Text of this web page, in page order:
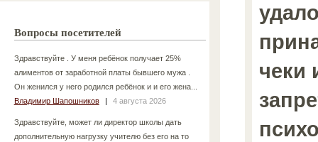
Вопросы посетителей
Здравствуйте . У меня ребёнок получает 25%
алиментов от заработной платы бывшего мужа .
Он женился у него родился ребёнок и и его жена...
Владимир Шапошников
| 4 августа 2026
Здравствуйте, может ли директор школы дать
дополнительную нагрузку учителю без его на то
чеки